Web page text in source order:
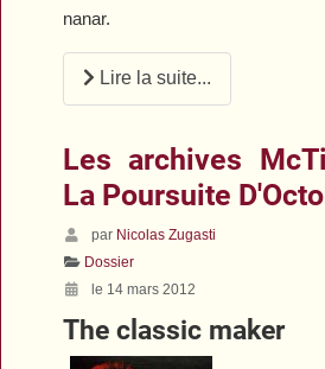
nanar.
Lire la suite...
Les archives
La Poursuite
par Nicolas Zugasti
Dossier
le 14 mars 2012
The classic maker